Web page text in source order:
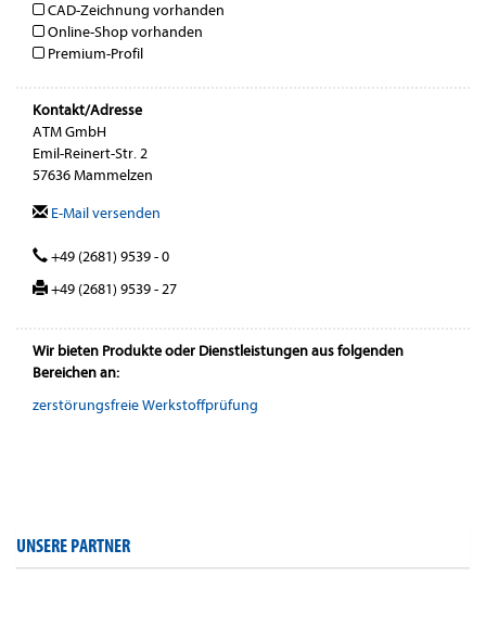
CAD-Zeichnung vorhanden
Online-Shop vorhanden
Premium-Profil
Kontakt/Adresse
ATM GmbH
Emil-Reinert-Str. 2
57636 Mammelzen
E-Mail versenden
+49 (2681) 9539 - 0
+49 (2681) 9539 - 27
Wir bieten Produkte oder Dienstleistungen aus folgenden
Bereichen an:
zerstörungsfreie Werkstoffprüfung
UNSERE PARTNER